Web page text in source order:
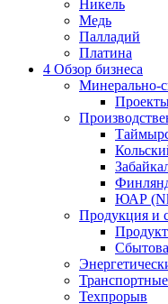
Никель
Медь
Палладий
Платина
4 Обзор бизнеса
Минерально-
ЮАР
Продукция и
Техпрорыв